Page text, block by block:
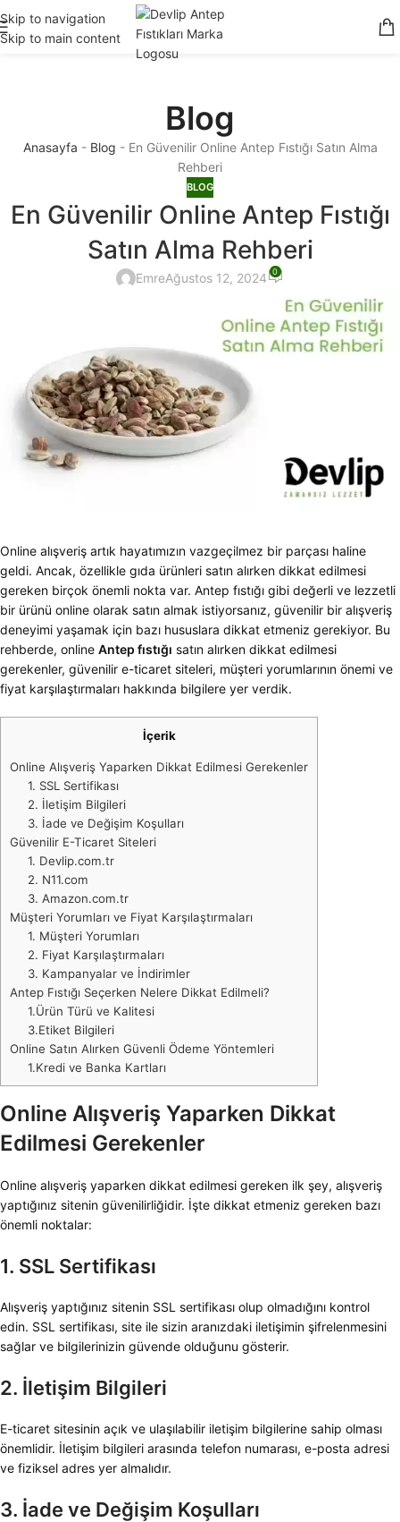
Skip to navigation
Skip to main content
2500 TL ve Üzeri Alışverişlerinizde Ücretsiz Kargo
Blog
Anasayfa - Blog - En Güvenilir Online Antep Fıstığı Satın Alma
Rehberi
BLOG
En Güvenilir Online Antep Fıstığı
Satın Alma Rehberi
EmreAğustos 12, 2024 0
Online alışveriş artık hayatımızın vazgeçilmez bir parçası haline
geldi. Ancak, özellikle gıda ürünleri satın alırken dikkat edilmesi
gereken birçok önemli nokta var. Antep fıstığı gibi değerli ve lezzetli
bir ürünü online olarak satın almak istiyorsanız, güvenilir bir alışveriş
deneyimi yaşamak için bazı hususlara dikkat etmeniz gerekiyor. Bu
rehberde, online Antep fıstığı satın alırken dikkat edilmesi
gerekenler, güvenilir e-ticaret siteleri, müşteri yorumlarının önemi ve
fiyat karşılaştırmaları hakkında bilgilere yer verdik.
İçerik
Online Alışveriş Yaparken Dikkat Edilmesi Gerekenler
1. SSL Sertifikası
2. İletişim Bilgileri
3. İade ve Değişim Koşulları
Güvenilir E-Ticaret Siteleri
1. Devlip.com.tr
2. N11.com
3. Amazon.com.tr
Müşteri Yorumları ve Fiyat Karşılaştırmaları
1. Müşteri Yorumları
2. Fiyat Karşılaştırmaları
3. Kampanyalar ve İndirimler
Antep Fıstığı Seçerken Nelere Dikkat Edilmeli?
1.Ürün Türü ve Kalitesi
3.Etiket Bilgileri
Online Satın Alırken Güvenli Ödeme Yöntemleri
1.Kredi ve Banka Kartları
Online Alışveriş Yaparken Dikkat
Edilmesi Gerekenler
Online alışveriş yaparken dikkat edilmesi gereken ilk şey, alışveriş
yaptığınız sitenin güvenilirliğidir. İşte dikkat etmeniz gereken bazı
önemli noktalar:
1. SSL Sertifikası
Alışveriş yaptığınız sitenin SSL sertifikası olup olmadığını kontrol
edin. SSL sertifikası, site ile sizin aranızdaki iletişimin şifrelenmesini
sağlar ve bilgilerinizin güvende olduğunu gösterir.
2. İletişim Bilgileri
E-ticaret sitesinin açık ve ulaşılabilir iletişim bilgilerine sahip olması
önemlidir. İletişim bilgileri arasında telefon numarası, e-posta adresi
ve fiziksel adres yer almalıdır.
3. İade ve Değişim Koşulları